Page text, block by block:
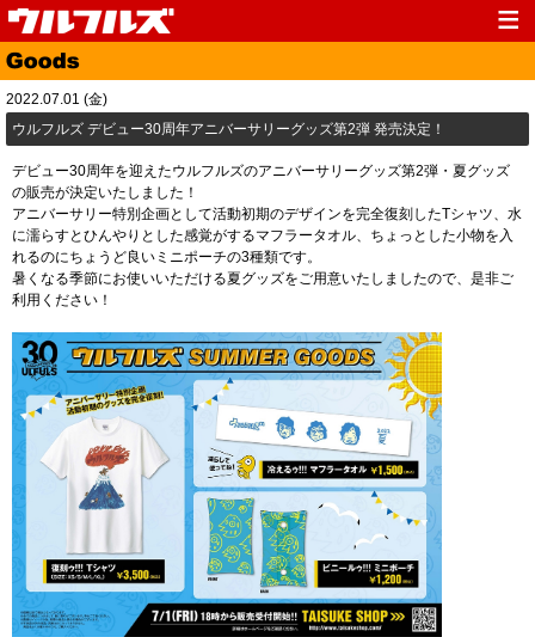
Top
Media Live
Fanclub Goods
Contact Link
2022.07.01 (金)
​ウルフルズ デビュー30周年アニバーサリーグッズ第2弾 発売決定！
デビュー30周年を迎えたウルフルズのアニバーサリーグッズ第2弾・夏グッズ
の販売が決定いたしました！
アニバーサリー特別企画として活動初期のデザインを完全復刻したTシャツ、水
に濡らすとひんやりとした感覚がするマフラータオル、ちょっとした小物を入
れるのにちょうど良いミニポーチの3種類です。
暑くなる季節にお使いいただける夏グッズをご用意いたしましたので、是非ご
利用ください！